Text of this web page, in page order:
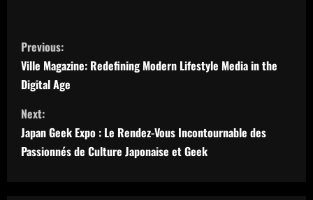
C
o
n
t
i
Previous:
Ville Magazine: Redefining Modern Lifestyle Media in the
Digital Age
Next:
Japan Geek Expo : Le Rendez-Vous Incontournable des
Passionnés de Culture Japonaise et Geek